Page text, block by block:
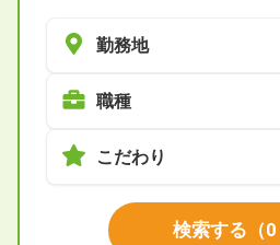
勤務地
職種
こだわり
検索する （0